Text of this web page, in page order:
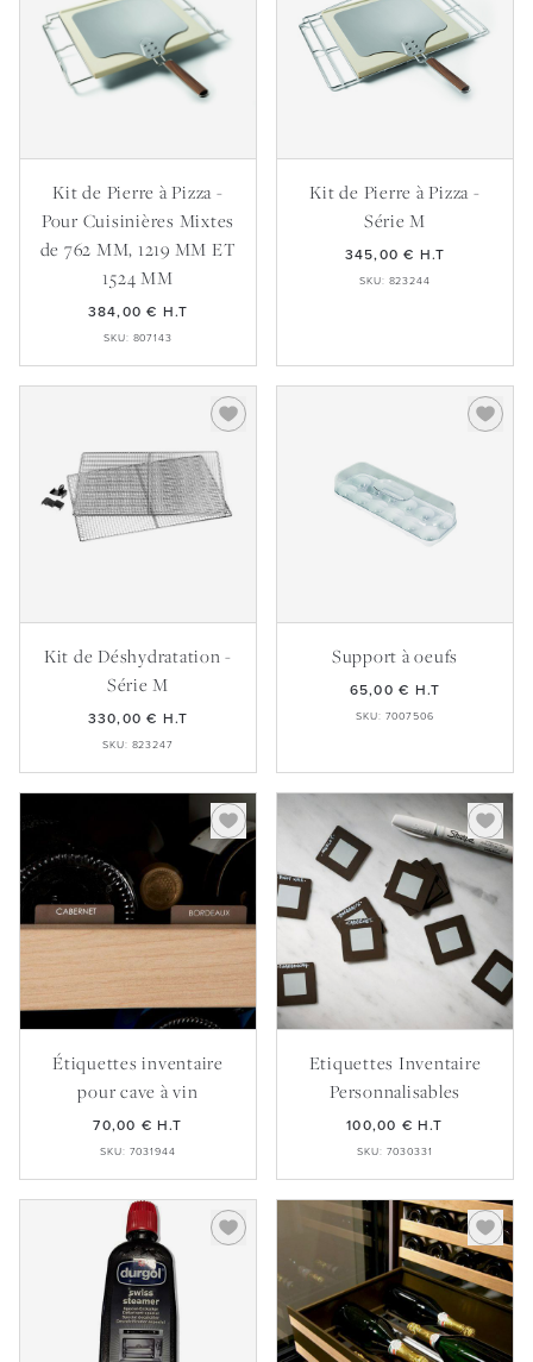
Kit de Pierre à Pizza -
Pour Cuisinières Mixtes
de 762 MM, 1219 MM ET
1524 MM
384,00 € H.T
SKU: 807143
Kit de Pierre à Pizza -
Série M
345,00 € H.T
SKU: 823244
Kit de Déshydratation -
Série M
330,00 € H.T
SKU: 823247
Support à oeufs
65,00 € H.T
SKU: 7007506
Étiquettes inventaire
pour cave à vin
70,00 € H.T
SKU: 7031944
Etiquettes Inventaire
Personnalisables
100,00 €H.T
SKU: 7030331